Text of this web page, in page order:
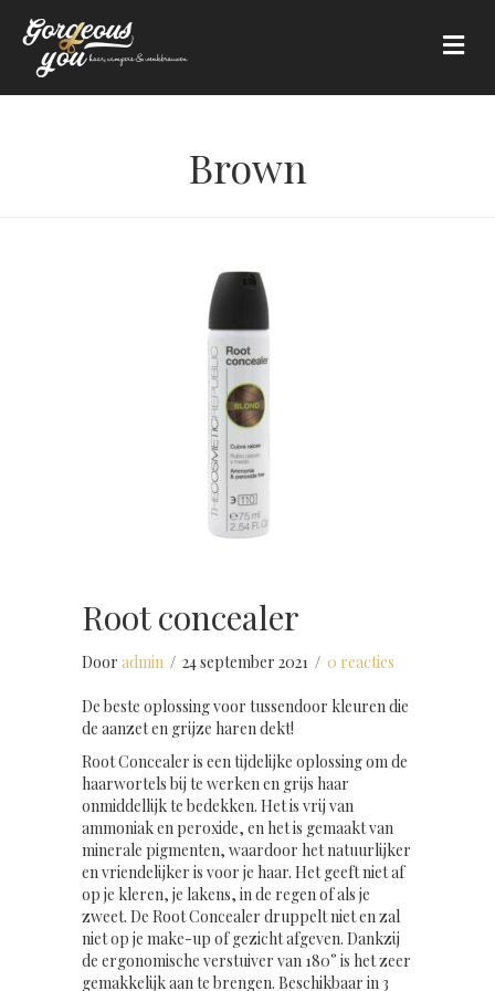
Brown
Root concealer
Door admin / 24 september 2021 / 0 reacties
De beste oplossing voor tussendoor kleuren die
de aanzet en grijze haren dekt!
Root Concealer is een tijdelijke oplossing om de
haarwortels bij te werken en grijs haar
onmiddellijk te bedekken. Het is vrij van
ammoniak en peroxide, en het is gemaakt van
minerale pigmenten, waardoor het natuurlijker
en vriendelijker is voor je haar. Het geeft niet af
op je kleren, je lakens, in de regen of als je
zweet. De Root Concealer druppelt niet en zal
niet op je make-up of gezicht afgeven. Dankzij
de ergonomische verstuiver van 180° is het zeer
gemakkelijk aan te brengen. Beschikbaar in 3